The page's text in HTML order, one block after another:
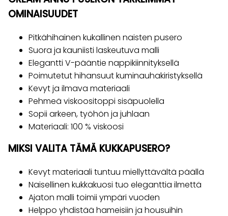
OMINAISUUDET
Pitkähihainen kukallinen naisten pusero
Suora ja kauniisti laskeutuva malli
Elegantti V-pääntie nappikiinnityksellä
Poimutetut hihansuut kuminauhakiristyksellä
Kevyt ja ilmava materiaali
Pehmeä viskoositoppi sisäpuolella
Sopii arkeen, työhön ja juhlaan
Materiaali: 100 % viskoosi
MIKSI VALITA TÄMÄ KUKKAPUSERO?
Kevyt materiaali tuntuu miellyttävältä päällä
Naisellinen kukkakuosi tuo eleganttia ilmettä
Ajaton malli toimii ympäri vuoden
Helppo yhdistää hameisiin ja housuihin